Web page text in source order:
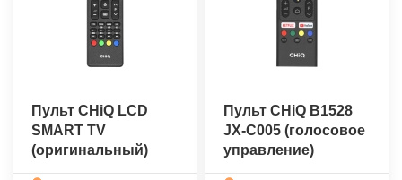
Пульт CHiQ LCD
SMART TV
(оригинальный)
Пульт CHiQ B1528
JX-C005 (голосовое
управление)
(оригинальный)